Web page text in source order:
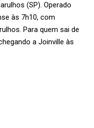
(SP). Operado
às 7h10, com
Para quem sai de
a Joinville às